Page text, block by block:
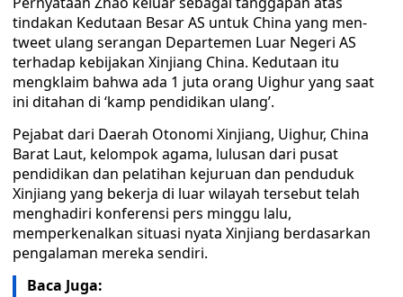
tindakan Kedutaan Besar AS untuk China yang men-
tweet ulang serangan Departemen Luar Negeri AS
terhadap kebijakan Xinjiang China. Kedutaan itu
mengklaim bahwa ada 1 juta orang Uighur yang saat
ini ditahan di ‘kamp pendidikan ulang’.
Pejabat dari Daerah Otonomi Xinjiang, Uighur, China
Barat Laut, kelompok agama, lulusan dari pusat
pendidikan dan pelatihan kejuruan dan penduduk
Xinjiang yang bekerja di luar wilayah tersebut telah
menghadiri konferensi pers minggu lalu,
memperkenalkan situasi nyata Xinjiang berdasarkan
pengalaman mereka sendiri.
Baca Juga: